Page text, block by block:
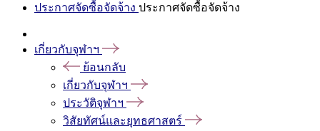
ประกาศจัดซื้อจัดจ้าง ประกาศจัดซื้อจัดจ้าง
เกี่ยวกับจุฬาฯ
ย้อนกลับ
เกี่ยวกับจุฬาฯ
ประวัติจุฬาฯ
วิสัยทัศน์และยุทธศาสตร์